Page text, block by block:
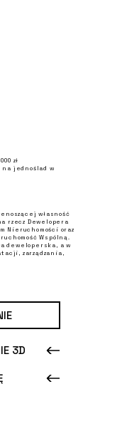
zł
jednoślad w
własność
rzecz Dewelopera
Nieruchomości oraz
Wspólną.
deweloperska, a w
zarządzania,
3D